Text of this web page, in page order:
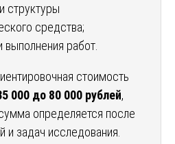
структуры
средства;
выполнения работ.
стоимость
000 до 80 000 рублей,
определяется после
и задач исследования.